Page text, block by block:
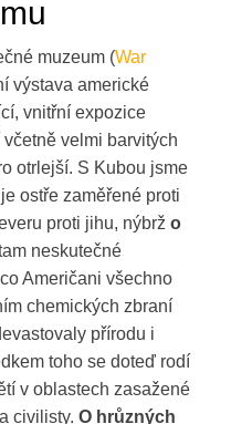
muzeum (War
výstava americké
vnitřní expozice
velmi barvitých
otrlejší. S Kubou jsme
ostře zaměřené proti
proti jihu, nýbrž o
neskutečné
Američani všechno
chemických zbraní
přírodu i
toho se doteď rodí
v oblastech zasažené
civilisty. O hrůzných